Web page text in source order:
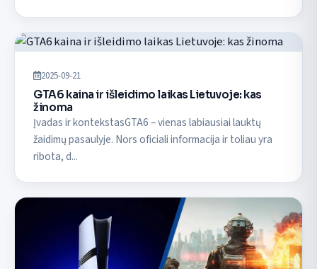
2025-09-21
GTA6 kaina ir išleidimo laikas Lietuvoje: kas
žinoma
Įvadas ir kontekstasGTA6 – vienas labiausiai lauktų
žaidimų pasaulyje. Nors oficiali informacija ir toliau yra
ribota, d...